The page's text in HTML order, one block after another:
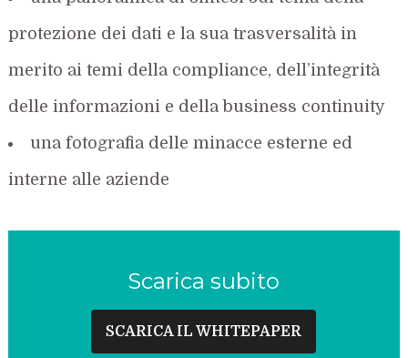
protezione dei dati e la sua trasversalità in
merito ai temi della compliance, dell’integrità
delle informazioni e della business continuity
una fotografia delle minacce esterne ed
interne alle aziende
Scarica subito
SCARICA IL WHITEPAPER